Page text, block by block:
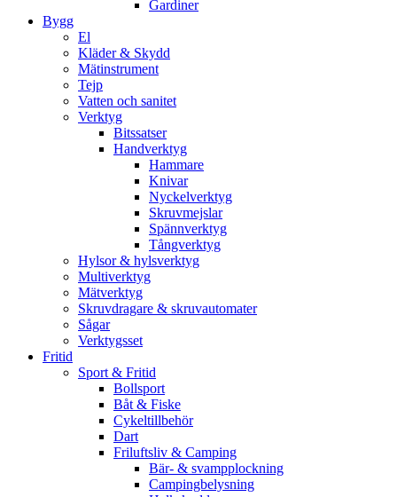
Gardiner
Bygg
El
Kläder & Skydd
Mätinstrument
Tejp
Vatten och sanitet
Verktyg
Bitssatser
Handverktyg
Hammare
Knivar
Nyckelverktyg
Skruvmejslar
Spännverktyg
Tångverktyg
Hylsor & hylsverktyg
Multiverktyg
Mätverktyg
Skruvdragare & skruvautomater
Sågar
Verktygsset
Fritid
Sport & Fritid
Bollsport
Båt & Fiske
Cykeltillbehör
Dart
Friluftsliv & Camping
Bär- & svampplockning
Campingbelysning